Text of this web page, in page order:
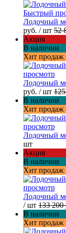
Быстрый
Лодочный
руб. / шт 52
Акция
В наличии
Хит продаж
просмотр
Лодочный
руб. / шт
В наличии
Хит продаж
просмотр
Лодочный
шт
Акция
В наличии
Хит продаж
просмотр
Лодочный
/ шт 133 200
В наличии
Хит продаж